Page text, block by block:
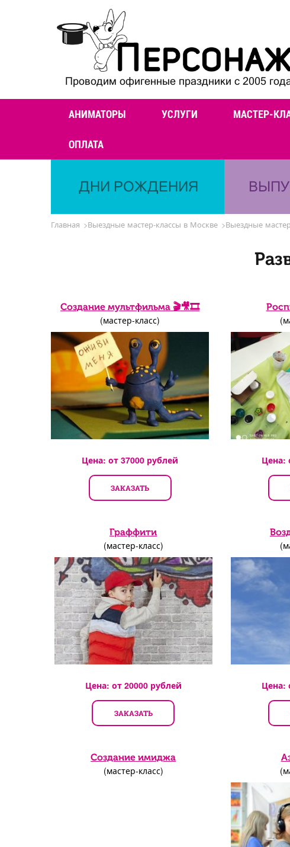
Проводим офигенные праздники с 2005
АНИМАТОРЫ УСЛУГИ МАСТЕР-
ОПЛАТА
ДНИ РОЖДЕНИЯ
Главная Выездные мастер-классы в Москве Выездные
Создание мультфильма 🎬🎥️🎞️
(мастер-класс)
Цена: от 37000 рублей
ЗАКАЗАТЬ
Цена:
Граффити
(мастер-класс)
Цена: от 20000рублей
ЗАКАЗАТЬ
Цена:
Создание имиджа
(мастер-класс)